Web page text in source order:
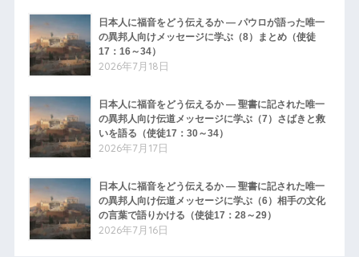
日本人に福音をどう伝えるか ― パウロが語った唯一
の異邦人向けメッセージに学ぶ（8）まとめ（使徒
17：16～34）
2026年7月18日
日本人に福音をどう伝えるか ― 聖書に記された唯一
の異邦人向け伝道メッセージに学ぶ（7）さばきと救
いを語る（使徒17：30～34）
2026年7月17日
日本人に福音をどう伝えるか ― 聖書に記された唯一
の異邦人向け伝道メッセージに学ぶ（6）相手の文化
の言葉で語りかける（使徒17：28～29）
2026年7月16日